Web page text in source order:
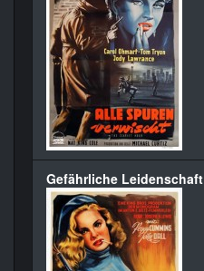
Gefährliche Leidenschaft